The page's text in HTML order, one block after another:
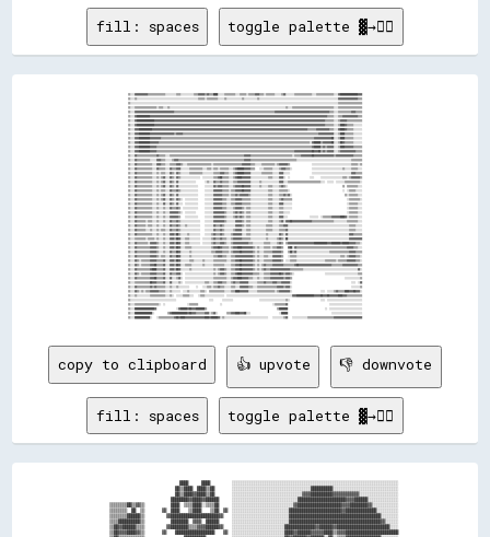
fill: spaces toggle palette ▓→✊🏽
▒▒░░░░▓▓▓▓▓▓▓▓▓▓▓▓▒▒▒▒▒▒▒▒▒▒▒▒▒▒▒▒░░░░░░░░░░▒▒▒▒░░░░░░░░░░░░▒▒▒▒▓▓▓▓▓▓▒▒▓▓▒▒▒▒████░░░░░░▒▒▒▒▒▒▒▒▒▒░░░░▒▒▒▒▒▒░░▒▒▒▒▒▒▓▓▓▓▒▒▒▒░░▒▒▒▒▒▒▒▒░░░░░░▒▒▓▓░░░░░░░░▒▒▒▒▒▒▒▒▒▒▒▒▒▒▒▒░░░░▒▒▒▒▒▒▒▒▒▒▒▒▒▒▒▒░░░░▓▓████████████████▓▓▓▓
▒▒░░░░▒▒░░░░░░░░░░░░░░░░░░░░░░░░░░░░░░░░░░░░░░░░░░░░░░░░░░░░░░░░▒▒▒▒▒▒░░▒▒▒▒▒▒▒▒▒▒░░░░░░▒▒░░░░░░░░░░░░░░▒▒░░░░░░░░░░░░▒▒░░░░░░░░░░░░░░░░░░░░░░░░░░░░░░░░░░░░░░░░░░░░░░░░░░░░░░░░░░░░░░░░░░░░░░░░▓▓▓▓▓▓▓▓▓▓▓▓▓▓▓▓▓▓▒▒▒▒
▒▒░░░░░░░░░░░░░░░░░░░░░░░░░░░░░░░░░░░░░░░░░░░░░░░░░░░░░░░░░░░░░░░░░░░░░░░░░░░░░░░░░░░░░░░░░░░░░░░░░░░░░░░░░░░░░░░░░░░░░░░░░░░░░░░░░░░░░░░░░░░░░░░░░░░░░░░░░░░░░░░░░░░░░░░░░░░░░░░░░░░░░░░░░░░░░░▒▒▒▒▒▒▒▒▒▒▒▒▒▒▒▒▒▒▒▒▒▒
▒▒░░░░▒▒▒▒▒▒▒▒▒▒▒▒▒▒▒▒▒▒▒▒░░▒▒▒▒░░░░▒▒░░░░░░░░░░░░░░░░░░░░░░░░░░░░░░░░░░░░░░░░░░░░░░░░░░░░░░░░░░░░░░░░░░░░░░░░░░░░░░░░░░░░░░░░░░░░░░░░░░░░░░░░░░▒▒░░░░▒▒▒▒▒▒▒▒▒▒▒▒▒▒▒▒▒▒▒▒▒▒▒▒▒▒▒▒▒▒▒▒▒▒▒▒▒▒░░░░▒▒▒▒▒▒▒▒▒▒▒▒▒▒▒▒▒▒▒▒▒▒
▒▒░░░░▓▓▓▓▓▓▓▓▓▓▓▓▓▓▓▓▓▓▓▓▓▓▓▓▓▓▓▓▓▓▓▓▓▓▓▓▒▒▒▒▒▒▒▒▒▒▒▒▒▒▒▒▒▒▒▒▒▒▒▒▒▒▒▒▒▒▒▒▒▒▒▒▒▒▒▒▒▒▒▒▒▒▒▒▒▒▒▒▒▒▒▒▒▒▒▒▒▒▒▒▒▒▒▒▒▒▒▒▒▒▒▒▒▒▒▒▒▒▒▒▒▒▒▒▒▒▒▒▓▓▓▓▓▓▓▓▓▓▓▓▓▓▓▓▓▓▓▓▓▓▓▓▓▓▓▓▓▓▓▓▓▓▓▓▓▓▓▓▓▓▓▓▓▓▓▓▓▓▒▒▒▒░░░░▒▒▒▒▒▒▒▒▒▒▒▒▓▓▓▓▒▒▒▒▒▒
▒▒░░░░▓▓████████████▓▓▓▓▓▓▓▓▓▓▓▓▓▓▓▓▓▓▓▓▓▓▓▓▓▓▓▓▓▓▓▓▓▓▓▓▓▓▓▓▓▓▓▓▓▓▓▓▓▓▓▓▓▓▓▓▓▓▓▓▓▓▓▓▓▓▓▓▓▓▓▓▓▓▓▓▓▓▓▓▓▓▓▓▓▓▓▓▓▓▓▓▓▓▓▓▓▓▓▓▓▓▓▓▓▓▓▓▓▓▓▓▓▓▓▓▓▓▓▓▓▓▓▓▓▓▓▓▓▓▓▓▓▓▓▓▓▓▓▓▓▓▓▓▓▓▓▓▓▓▓▓▓▓▓▓▓▓▓▓▓▓▒▒▒▒▒▒░░░░▒▒▒▒▓▓▓▓▓▓▓▓▓▓▓▓▓▓▒▒▒▒
▒▒░░░░▓▓████████████████▓▓▓▓▓▓▓▓▓▓▓▓▓▓▓▓▓▓▓▓▓▓▓▓▓▓▓▓▓▓▓▓▓▓▓▓▓▓▓▓▓▓▓▓▓▓▓▓▓▓▓▓▓▓▓▓▓▓▓▓▓▓▓▓▓▓▓▓▓▓▓▓▓▓▓▓▓▓▓▓▓▓▓▓▓▓▓▓▓▓▓▓▓▓▓▓▓▓▓▓▓▓▓▓▓▓▓▓▓▓▓▓▓▓▓▓▓▓▓▓▓▓▓▓▓▓▓▓▓▓▓▓▓▓▓▓▓▓▓▓▓▓▓▓▓▓▓▓▓▓▓▓▓▓▓▓▒▒▒▒▒▒▒▒░░░░▒▒▓▓▓▓▓▓▒▒▒▒▒▒▒▒▒▒▒▒▒▒
▒▒░░░░▓▓████████████████▓▓▓▓▓▓▓▓▓▓▓▓▓▓▓▓▓▓▓▓▓▓▓▓▓▓▓▓▓▓▓▓▓▓▓▓▓▓▓▓▓▓▓▓▓▓▓▓▓▓▓▓▓▓▓▓▓▓▓▓▓▓▓▓▓▓▓▓▓▓▓▓▓▓▓▓▓▓▓▓▓▓▓▓▓▓▓▓▓▓▓▓▓▓▓▓▓▓▓▓▓▓▓▓▓▓▓▓▓▓▓▓▓▓▓▓▓▓▓▓▓▓▓▓▓▓▓▓▓▓▓▓▓▓▓▓▓▓▓▓▓▓▓▓▓▓▓▓▓▓▓▓▓▓▓▓▒▒▒▒▒▒▒▒░░░░▒▒████▓▓▒▒▒▒▒▒░░░░░░░░
▒▒░░░░▓▓▓▓████████████▓▓▓▓▓▓▓▓▓▓▓▓▓▓▓▓▓▓▓▓▓▓▓▓▓▓▓▓▓▓▓▓▓▓▓▓▓▓▓▓▓▓▓▓▓▓▓▓▓▓▓▓▓▓▓▓▓▓▓▓▓▓▓▓▓▓▓▓▓▓▓▓▓▓▓▓▓▓▓▓▓▓▓▓▓▓▓▓▓▓▓▓▓▓▓▓▓▓▓▓▓▓▓▓▓▓▓▓▓▓▓▓▓▓▓▓▓▓▓▓▓▓▓▓▓▓▓▓▓▓▓▓▓▓▓▓▓▓▓▓▓▓▒▒▒▒▒▒▒▒▓▓▓▓▓▓▓▓▓▓▓▓▒▒▒▒░░░░▓▓████▓▓▒▒▒▒▒▒░░░░░░░░
▒▒░░░░▓▓▓▓██████████▓▓▓▓▓▓▓▓▓▓▓▓▓▓▓▓▓▓▓▓▓▓▒▒▓▓▓▓▓▓▒▒▒▒▒▒▒▒▒▒▒▒▒▒▒▒▒▒▒▒▒▒▒▒▒▒▒▒▒▒▒▒▒▒▒▒▒▒▒▒▒▒▒▒▒▒▒▒▒▒▒▒▒▒▒▒▒▒▒▒▒▒▒▒▒▒▒▒▒▒▒▒▒▒▒▒▒▒▒▒▒▒▒▒▒▒▒▒▒▒▒▒▒▒▒▒▒▒▒▒▒▒▒▒▒▒▒▒▒▒▒▒▒▒▒▒▒▒▒▒▒▒▒▒▓▓▓▓▓▓▓▓▓▓▓▓▓▓░░░░▒▒████▒▒▒▒▒▒▒▒░░░░░░░░
▒▒░░░░▓▓▓▓██████████▓▓▓▓▓▓▓▓▓▓▒▒▒▒▒▒▒▒▒▒▒▒▒▒▒▒▒▒▒▒▒▒▒▒▒▒▒▒▒▒▒▒▒▒▒▒▒▒▒▒▒▒▒▒▒▒▒▒▒▒▒▒▒▒▒▒▒▒▒▒▒▒▒▒▒▒▒▒▒▒▒▒▒▒▒▒▒▒▒▒▒▒▒▒▒▒▒▒▒▒▒▒▒▒▒▒▒▒▒▒▒▒▒▒▒▒▒▒▒▒▒▒▒▒▒▒▒▒▒▒▒▒▒▒▒▒▒▒▒▒▒▒▒▒▒▒▒▒▒▒▓▓▓▓▓▓▓▓▓▓▓▓▓▓▓▓██░░░░▒▒████▒▒▒▒▒▒▒▒░░░░░░░░
▒▒░░░░▓▓▓▓██████████▓▓▓▓▓▓▓▓▒▒▒▒▒▒▒▒▒▒▒▒▒▒▒▒▒▒▒▒▒▒▒▒▒▒▒▒▒▒▒▒▒▒▒▒▒▒▒▒▒▒▒▒▒▒▒▒▒▒▒▒▒▒▒▒▒▒▒▒▒▒▒▒▒▒▒▒▒▒▒▒▒▒▒▒▒▒▒▒▒▒▒▒▒▒▒▒▒▒▒▒▒▒▒▒▒▒▒▒▒▒▒▒▒▒▒▒▒▒▒▒▒▒▒▒▒▒▒▒▒▒▒▒▒▒▒▒▒▒▒▒▒▒▒▒▒▒░░▓▓██████▒▒▓▓▓▓▓▓▓▓██░░░░▒▒██▓▓▒▒▒▒▒▒▒▒░░░░░░░░
▒▒░░░░▓▓▓▓██████████▓▓▓▓▓▓▒▒▒▒▒▒▒▒▒▒▒▒▒▒▒▒▒▒▒▒▒▒▒▒▒▒▒▒▒▒▒▒▒▒▒▒▒▒▒▒▒▒▒▒▒▒▒▒▒▒▒▒▒▒▒▒▒▒▒▒▒▒▒▒▒▒▒▒▒▒▒▒▒▒▒▒▒▒▒▒▒▒▒▒▒▒▒▒▒▒▒▒▒▒▒▒▒▒▒▒▒▒▒▒▒▒▒▒▒▒▒▒▒▒▒▒▒▒▒▒▒▒▒▒▒▒▒▒▒▒▒▒▒▒▒▒▒▒▒▒▒▒▓▓██████▒▒▓▓▒▒▓▓▓▓▓▓░░░░▒▒████▓▓▓▓▓▓▓▓▒▒▒▒▒▒▒▒
▒▒░░░░▓▓▓▓██████████▓▓▓▓▓▓▒▒▒▒▒▒▒▒▒▒▒▒▒▒▒▒▒▒▒▒▒▒▒▒▒▒▒▒▒▒▒▒▒▒▒▒▒▒▒▒▒▒▒▒▒▒▒▒▒▒▒▒▒▒▒▒▒▒▒▒▒▒▒▒▒▒▒▒▒▒▒▒▒▒▒▒▒▒▒▒▒▒▒▒▒▒▒▒▒▒▒▒▒▒▒▒▒▒▒▒▒▒▒▒▒▒▒▒▒▒▒▒▒▒▒▒▒▒▒▒▒▒▒▒▒▒▓▓▓▓▓▓▓▓▓▓▓▓▓▓▓▓██▓▓▓▓██▒▒▓▓▒▒▓▓▓▓▓▓░░░░▒▒▓▓▓▓▓▓▓▓▓▓▓▓▓▓▒▒▒▒▒▒
▒▒░░░░▓▓▒▒▒▒▒▒▒▒▒▒▒▒▒▒▒▒▒▒▓▓▒▒▒▒▒▒░░░░▒▒▒▒▒▒▒▒▒▒▒▒▒▒▒▒▒▒▒▒▒▒▒▒▒▒▒▒▒▒▒▒▒▒▒▒▒▒▒▒▒▒▒▒▒▒▒▒▒▒▒▒▒▒▒▒▒▒▒▒▒▒▒▒▒▒▒▒▓▓▓▓▓▓▒▒▒▒▒▒▒▒▒▒▒▒▒▒▒▒▒▒▒▒▒▒▒▒▒▒▒▒▒▒▒▒▒▒▒▒▒▒░░▒▒▒▒▒▒▓▓▓▓▓▓▓▓▓▓██▓▓▓▓▓▓▓▓▓▓▓▓▓▓▓▓▓▓▒▒▓▓▓▓▓▓▓▓▓▓▓▓▓▓▓▓▒▒▒▒▒▒▒▒
▒▒░░░░▓▓▒▒▒▒▒▒▒▒▒▒▒▒░░░░░░▓▓▓▓▒▒▒▒░░░░░░▒▒▓▓▓▓▒▒▒▒▒▒▒▒▒▒▒▒▒▒▒▒▒▒▒▒▒▒▒▒▒▒▒▒▒▒▒▒▒▒▒▒▒▒▒▒▒▒▒▒▒▒▒▒▒▒▒▒▒▒▒▒▒▒▒▒▓▓▓▓▓▓▒▒▒▒▒▒▒▒▒▒▒▒▒▒▒▒▒▒▒▒▒▒▒▒▒▒▒▒▒▒▒▒▒▒▒▒▒▒▒▒▒▒░░░░░░░░░░░░░░░░░░░░░░░░░░░░░░░░░░░░░░░░░░░░░░░░░░▒▒▒▒▒▒▒▒▒▒
▒▒░░░░▓▓▒▒▒▒▒▒▒▒▒▒▒▒▒▒░░░░▓▓▓▓▒▒▒▒░░░░▒▒▒▒▒▒▓▓▓▓▒▒░░░░▒▒▒▒▒▒▒▒▒▒▒▒▒▒▒▒▒▒▒▒▒▒░░▒▒▒▒▒▒▒▒▒▒▒▒▒▒▒▒▒▒▒▒▒▒▒▒▒▒▓▓▓▓▓▓▓▓▒▒▒▒░░░░░░▒▒▒▒▒▒▒▒▒▒▒▒░░▒▒▓▓▓▓▓▓▓▓▒▒                    ░░░░░░░░░░░░░░░░░░░░░░░░░░░░░░░░░░░░▒▒▒▒▒▒░░▒▒
▒▒░░░░▓▓▒▒▒▒▒▒▒▒▒▒▒▒▒▒░░░░▓▓▒▒▒▒▒▒░░░░▓▓▒▒▒▒▓▓▓▓░░░░░░░░▒▒▒▒▒▒▒▒▒▒▒▒░░░░▒▒▒▒░░▒▒▒▒░░▒▒▒▒▒▒▒▒░░░░▒▒▓▓██████▓▓▓▓▓▓▒▒▒▒    ░░░░▒▒▒▒▒▒▒▒░░░░░░▒▒▓▓▓▓▒▒▒▒░░                  ░░░░░░░░░░░░░░░░░░░░░░░░░░░░▒▒░░░░░░▒▒▒▒▒▒░░░░
▒▒░░░░▓▓▒▒▒▒▒▒▒▒▒▒▒▒▒▒░░░░▒▒░░▒▒▒▒░░░░▓▓▒▒░░▓▓▒▒░░░░░░░░▒▒▒▒▒▒▒▒▒▒▒▒░░░░░░░░░░▒▒▒▒▒▒▓▓▓▓▒▒▒▒░░░░▒▒▓▓██████▓▓▓▓▓▓░░░░░░░░░░▒▒▒▒▒▒▒▒▒▒░░░░░░▓▓▓▓░░░░░░                    ░░░░░░░░░░░░░░░░░░░░░░░░░░░░░░░░░░░░▓▓▓▓▒▒▒▒▒▒
▒▒░░░░▓▓▒▒▒▒▒▒▒▒▒▒▒▒▒▒░░░░▒▒░░▒▒▓▓░░░░▓▓▒▒░░▓▓▒▒░░░░░░░░░░░░░░░░░░  ░░░░░░░░░░▒▒▒▒▓▓██▒▒▒▒▒▒░░░░▒▒▓▓████▓▓▓▓▓▓▓▓░░░░░░░░░░░░░░░░▒▒▒▒░░░░░░▓▓▓▓░░  ░░                  ░░░░      ░░░░░░░░░░░░░░░░░░░░▒▒▒▒░░▒▒▓▓▓▓▓▓▓▓▒▒
▒▒░░░░▓▓▒▒▒▒▒▒▒▒▒▒▒▒▒▒░░░░▒▒░░▒▒▓▓░░░░▓▓▒▒░░▓▓░░░░░░░░░░░░░░░░        ░░▒▒░░░░▓▓▒▒▒▒▓▓▒▒▒▒▒▒░░░░▒▒▒▒▓▓▓▓▓▓▓▓▓▓▓▓░░░░░░░░▒▒░░░░░░░░░░░░░░░░▓▓▓▓░░░░▒▒▒▒▒▒▒▒▒▒▒▒▒▒▒▒▒▒▒▒▒▒▒▒▒▒▒▒▒▒░░░░  ░░░░░░  ░░░░░░░░▒▒▒▒▒▒▒▒▒▒▒▒▒▒░░
▒▒░░░░▓▓▒▒▒▒▒▒▒▒▒▒▒▒▒▒░░░░▒▒░░▒▒▓▓░░░░▓▓▒▒░░▓▓░░░░░░░░░░░░░░░░░░      ░░░░░░░░▓▓▒▒▓▓▓▓▒▒▒▒▒▒░░░░▒▒▓▓▓▓▓▓██▓▓▓▓▓▓░░░░░░░░▒▒░░░░░░▒▒▒▒░░░░░░▒▒▓▓▒▒░░                                                  ▒▒  ▒▒▒▒▒▒▒▒▒▒░░░░
▒▒░░░░▓▓▒▒▒▒▒▒▒▒▒▒▒▒▒▒░░░░▒▒░░▒▒▒▒░░░░▓▓▒▒▒▒▓▓▒▒░░░░░░░░░░░░░░░░      ░░░░░░░░▓▓▓▓▓▓▓▓▒▒▒▒▒▒░░▒▒▒▒▓▓▓▓▓▓██▓▓▓▓▓▓░░░░░░░░░░░░░░░░▒▒▒▒░░░░░░▒▒▒▒▒▒▒▒░░                                                ░░  ░░▒▒▒▒▒▒░░░░░░
▒▒░░░░▓▓▒▒▒▒▒▒▒▒▒▒▒▒▒▒░░░░▒▒░░▒▒▓▓░░░░▓▓▒▒░░▓▓░░░░░░░░░░░░░░░░░░      ░░░░░░░░▓▓▓▓▓▓▓▓▒▒▒▒▒▒░░▒▒▒▒▓▓▒▒▓▓▓▓▓▓▓▓▒▒░░░░░░░░░░░░░░░░▒▒▒▒░░░░░░▒▒▒▒▓▓▒▒▓▓░░                                                ▒▒░░▒▒▒▒▒▒▒▒░░░░
▒▒░░░░▓▓▒▒▒▒▒▒▒▒▒▒▒▒▒▒░░░░▒▒░░▒▒▓▓░░░░▓▓▒▒░░▓▓▒▒░░  ░░░░░░░░░░░░      ░░░░░░░░▓▓▓▓▓▓▓▓▒▒▒▒░░░░▒▒▒▒▓▓▓▓▓▓▒▒▒▒▒▒▒▒░░░░░░░░░░░░░░░░▒▒▒▒░░░░░░▒▒▓▓▒▒▒▒▒▒▒▒                                                  ░░▒▒▒▒▒▒▒▒▒▒░░
▒▒░░░░▓▓▒▒▒▒▒▒▒▒▒▒▒▒▒▒░░░░▒▒░░░░▓▓░░░░▓▓▒▒░░▓▓░░░░  ░░░░░░░░░░░░      ░░░░░░░░▓▓▓▓▓▓▓▓▒▒▒▒░░░░▒▒▒▒▓▓▓▓▓▓▒▒▒▒▒▒▒▒░░░░░░░░░░░░░░░░▒▒▒▒░░░░░░▓▓▓▓░░░░░░░░                                                  ░░▒▒▒▒▒▒▒▒░░░░
▒▒░░░░▓▓▒▒▒▒▒▒▒▒▒▒▒▒▒▒░░░░▒▒░░░░▒▒░░░░▓▓▒▒▒▒▓▓▒▒  ░░░░░░░░░░░░░░      ░░░░░░░░▓▓▓▓▓▓▓▓▒▒▒▒░░░░░░▒▒▓▓▓▓▓▓▒▒░░▒▒▒▒░░░░░░░░░░░░░░░░▒▒▒▒░░░░░░▒▒▒▒░░░░░░░░                                                  ░░▒▒▒▒▒▒▒▒░░░░
▒▒░░░░▓▓▒▒▒▒▒▒▒▒▒▒▒▒▒▒░░░░▒▒░░░░▒▒░░░░▓▓▓▓▓▓▓▓▒▒░░  ░░░░░░░░░░        ░░░░░░░░▓▓▓▓▓▓▓▓▓▓▒▒░░░░░░▒▒▓▓▒▒▓▓▒▒░░▒▒▒▒░░░░░░░░░░░░░░░░▒▒▒▒░░░░░░▒▒▒▒░░░░░░                                                    ░░▒▒▒▒▒▒▒▒░░░░
▒▒░░░░▓▓▒▒▒▒▒▒▒▒▒▒▒▒▒▒░░░░▒▒░░░░▒▒░░░░▓▓▓▓▓▓▓▓▒▒    ░░░░░░░░░░░░      ░░░░░░░░▓▓▓▓▓▓▓▓▓▓▒▒░░░░░░▒▒▓▓▒▒▓▓▒▒░░▒▒▒▒░░░░░░░░░░░░░░░░▒▒▒▒░░░░░░▓▓▓▓░░░░                    ░░░░░░░░  ░░▒▒▒▒▒▒▒▒▓▓▓▓▓▓▓▓████▓▓░░▒▒▒▒▒▒▒▒░░░░
▒▒░░░░▓▓▒▒▒▒▒▒▒▒░░▒▒▒▒░░░░▒▒░░░░▒▒░░░░▓▓▒▒▒▒▓▓▒▒░░░░░░░░░░░░░░░░░░    ░░░░░░░░▓▓▓▓▓▓▓▓▓▓▒▒░░░░░░░░▓▓▓▓▓▓▒▒░░▒▒▒▒░░░░░░░░░░░░░░░░▒▒▒▒░░░░░░▒▒▓▓░░▓▓▓▓██▓▓▓▓▓▓▓▓▓▓▓▓▓▓▓▓▓▓▒▒▒▒▒▒▒▒▒▒▒▒▒▒▒▒▒▒▒▒░░░░░░░░░░░░▒▒▒▒▒▒▒▒▒▒░░░░
▒▒░░░░▓▓▒▒▒▒▒▒▒▒░░▒▒▒▒░░░░▒▒░░░░▒▒░░░░▓▓▒▒▒▒▓▓▒▒░░░░▒▒░░░░░░░░░░░░    ░░░░░░░░▓▓▒▒▒▒▓▓▒▒░░░░░░░░░░▓▓▓▓▓▓▒▒░░▒▒▒▒░░░░░░░░░░░░░░▒▒▒▒▒▒░░░░░░▒▒▒▒▓▓▓▓░░░░░░░░░░░░░░░░░░░░░░░░░░░░░░░░░░░░░░░░░░░░░░░░░░░░░░░░▒▒▒▒▒▒░░░░░░
▒▒░░░░▓▓▒▒▒▒▒▒▒▒░░░░▒▒░░░░▒▒░░▒▒▒▒░░░░▓▓▒▒▒▒▓▓▒▒░░░░░░░░░░░░░░░░░░    ░░░░░░░░▓▓▒▒▒▒▓▓▒▒░░░░░░░░▒▒▓▓▓▓▓▓░░░░▒▒▒▒░░░░░░░░░░░░░░▒▒▒▒▒▒░░░░░░▒▒▒▒▒▒▓▓░░░░░░░░░░░░░░░░░░░░░░░░░░░░░░░░░░░░░░░░░░░░░░░░░░░░░░░░▒▒▒▒▒▒░░░░░░
▒▒░░░░▓▓▒▒▒▒▒▒▒▒▒▒▒▒▒▒░░░░▒▒░░░░▒▒░░░░▓▓▓▓▒▒██▒▒░░░░░░▒▒░░░░░░░░░░    ░░░░░░▒▒▓▓▒▒▒▒▓▓▒▒░░░░░░▒▒▓▓▓▓▓▓▓▓░░░░▒▒▒▒░░░░░░░░░░░░░░▒▒░░░░░░░░░░▓▓▒▒░░▓▓░░░░░░░░░░░░░░░░░░░░░░░░░░░░░░░░░░░░░░░░░░░░░░░░░░░░░░░░▓▓▓▓▒▒▒▒▒▒▒▒
▒▒░░░░▒▒▒▒▒▒▒▒▒▒░░▒▒▒▒▒▒░░▒▒░░░░▒▒░░░░▓▓▓▓▒▒██▓▓░░░░▒▒▒▒░░░░░░░░░░  ░░░░░░░░▒▒▓▓▒▒▒▒▓▓▒▒▒▒░░░░▒▒▓▓▓▓▓▓▓▓▒▒▒▒▒▒▒▒░░░░░░░░░░░░░░▒▒░░░░░░░░▒▒▓▓▒▒░░██░░░░░░░░░░░░░░░░░░░░░░░░░░░░░░░░░░░░░░░░░░░░░░░░░░░░░░░░▓▓▓▓▓▓▓▓▓▓▓▓
▒▒░░░░▓▓▒▒▒▒▒▒▒▒▒▒░░▓▓▓▓▓▓▒▒░░░░▒▒░░░░▓▓▓▓▒▒██▓▓░░░░▒▒▒▒░░░░░░░░░░  ░░░░░░░░▒▒▓▓▒▒▒▒▓▓▓▓▒▒░░░░▒▒▓▓▓▓▓▓▓▓▓▓▓▓▓▓▒▒▒▒░░░░░░░░░░▒▒▒▒▒▒░░░░░░▒▒▓▓▒▒  ▒▒▓▓▓▓▓▓▓▓▓▓▓▓▓▓▓▓▓▓▓▓▓▓▓▓████████████▓▓▓▓████████▓▓██████▓▓▓▓▓▓▒▒▒▒░░
▒▒░░░░▓▓▒▒▒▒▒▒▒▒▒▒▒▒▓▓▓▓▓▓▒▒░░░░▒▒░░░░▓▓▓▓▒▒██▓▓░░░░▒▒▒▒▒▒░░░░░░░░░░░░░░░░░░▒▒▓▓▓▓██▓▓▒▒▒▒▒▒░░▒▒▓▓▓▓████▓▓▓▓▓▓▓▓▓▓▒▒░░▒▒░░░░▒▒▒▒▒▒░░▒▒▒▒▓▓▓▓▒▒    ▓▓██░░▓▓▒▒▒▒▒▒▒▒▒▒▒▒▒▒▒▒▒▒▒▒▒▒▒▒▒▒▒▒▒▒▒▒▒▒▒▒▒▒▒▒▒▒▒▒▒▒▓▓▓▓▓▓▒▒▒▒░░░░
▒▒░░░░▓▓▒▒▒▒▒▒▒▒▒▒▒▒▓▓▓▓▓▓▒▒░░░░▒▒░░░░▓▓▒▒▒▒██▓▓░░░░░░░░▒▒░░░░░░░░░░░░░░░░░░▒▒▒▒▓▓▓▓▓▓▒▒▒▒▒▒░░▒▒▓▓▓▓▓▓██▓▓▓▓▓▓▓▓▓▓▒▒░░▒▒░░░░▒▒▒▒▒▒▒▒▓▓▓▓▓▓▓▓▒▒    ▒▒██▒▒▓▓░░░░░░░░░░░░░░░░░░░░░░░░░░░░░░▒▒▒▒▒▒▒▒▒▒▒▒▒▒▒▒▒▒▓▓▓▓▓▓▒▒▒▒▒▒
▒▒░░░░▓▓▒▒▒▒▒▒▒▒▒▒▒▒▓▓▓▓▓▓▒▒░░▒▒▒▒░░░░▓▓▒▒▒▒██▓▓░░░░░░░░▒▒░░░░░░░░░░░░░░░░░░░░▒▒▒▒▓▓▓▓▒▒▒▒░░░░▒▒▒▒▓▓▓▓▓▓▓▓▓▓▓▓▓▓▓▓▒▒░░▒▒░░░░▒▒▒▒░░░░▓▓▓▓▓▓▓▓▒▒    ░░▒▒▒▒▒▒░░░░░░░░░░░░░░░░░░░░░░░░░░░░░░░░░░░░░░░░▒▒▒▒░░▒▒▓▓▓▓▓▓▒▒▒▒░░
▒▒░░░░▓▓▒▒░░▒▒▒▒▒▒▒▒▓▓▓▓▓▓▒▒▒▒▒▒▓▓░░░░▓▓▓▓▒▒██▓▓░░░░░░░░▒▒▒▒░░░░░░░░▒▒░░░░░░░░▒▒▒▒▒▒▒▒▒▒▒▒░░░░▒▒▒▒▓▓▓▓██▓▓▓▓▓▓▓▓▓▓▒▒░░▒▒░░░░▒▒▒▒▒▒▒▒▓▓▓▓▓▓▓▓▒▒  ░░░░▒▒▒▒▒▒░░░░░░░░░░░░░░░░░░░░░░░░░░▒▒▒▒▒▒▒▒▒▒░░▒▒▒▒▒▒▒▒▓▓▓▓▓▓▓▓▒▒▒▒░░
▒▒░░░░▓▓▒▒░░▒▒▒▒▒▒▒▒▓▓▓▓██▒▒▒▒▒▒▓▓░░░░▓▓▓▓▒▒██▓▓░░░░▒▒▒▒▒▒░░░░░░░░░░▒▒░░░░░░░░▒▒▒▒▒▒▒▒▒▒░░░░░░▒▒▒▒▓▓▓▓██▓▓▓▓▓▓▓▓▓▓▒▒░░▒▒░░▒▒▓▓▒▒▒▒▒▒▓▓▓▓▓▓▓▓▓▓▒▒▒▒▒▒▒▒▒▒▓▓██▓▓▓▓▓▓▓▓▓▓▓▓▓▓▓▓▓▓▓▓▓▓▓▓▓▓▓▓▓▓▒▒▒▒▒▒▒▒▒▒▓▓▓▓▓▓▓▓▓▓▓▓▓▓▒▒▒▒
▒▒░░░░▓▓▒▒▒▒▒▒▒▒▒▒▒▒▓▓████▒▒▒▒▒▒▓▓░░░░▓▓▓▓▒▒██▓▓░░░░░░░░▒▒░░░░░░░░░░░░░░░░░░░░▒▒░░▒▒▓▓▓▓▒▒░░░░▒▒▒▒▓▓▓▓██▓▓▓▓▓▓▓▓▓▓▒▒░░▒▒░░▒▒▓▓▒▒▒▒▓▓▓▓▓▓▓▓▓▓▓▓▓▓▓▓▓▓▒▒▒▒▒▒▒▒▒▒▒▒░░░░░░░░░░░░░░░░░░░░░░░░░░░░░░░░░░░░░░░░░░░░░░░░░░▓▓░░
▒▒░░░░▓▓▒▒░░▒▒▒▒▒▒▒▒▓▓▓▓▓▓▒▒▒▒▒▒▓▓░░░░▓▓▒▒▒▒▓▓▓▓░░  ░░░░░░░░░░░░░░░░░░░░░░░░░░▒▒░░▒▒▓▓▓▓▒▒░░░░▒▒▒▒▓▓████▓▓▓▓▓▓▓▓▓▓▒▒▒▒▒▒░░░░▒▒▒▒▒▒▓▓▓▓▓▓▓▓██▓▓▒▒▓▓▓▓▒▒░░                            ░░░░░░░░░░░░░░░░░░░░░░░░░░░░░░▒▒▒▒
▒▒░░░░▓▓▒▒▒▒▒▒▒▒▒▒▒▒▓▓▓▓██▒▒▒▒▒▒▓▓░░░░▓▓░░░░▒▒▓▓░░  ░░░░░░░░░░░░░░░░░░░░░░░░░░▒▒▒▒▒▒▒▒▒▒▒▒░░░░▒▒▓▓▓▓████▓▓▓▓▓▓▒▒▒▒░░░░▒▒░░░░▒▒▒▒▒▒▓▓▓▓▓▓▓▓▓▓▓▓▒▒▓▓▓▓▒▒                                                ░░░░░░░░░░░░░░▒▒
▒▒░░░░▒▒▒▒▒▒▒▒▒▒▒▒▒▒██▓▓▓▓▒▒▒▒▒▒▓▓░░░░▓▓░░░░░░▒▒░░  ░░░░░░░░░░░░░░░░░░▒▒▒▒░░░░▒▒▒▒▓▓▓▓▒▒▒▒░░░░▒▒▓▓▒▒▒▒▓▓▓▓▓▓▓▓░░░░░░░░▒▒▒▒▒▒▓▓▒▒▒▒▒▒▓▓▓▓▒▒▒▒▓▓▓▓▓▓▓▓░░                                                      ░░░░  ░░▓▓
▒▒░░░░▓▓▒▒▒▒▒▒▒▒▒▒▒▒▓▓▒▒▓▓▒▒▒▒▒▒▒▒░░░░▒▒░░░░▒▒░░░░░░░░░░      ░░    ░░░░▒▒▒▒░░▒▒▒▒▓▓▒▒▒▒░░░░░░▒▒▒▒░░░░▓▓▓▓▓▓▓▓▒▒▒▒░░░░▒▒▒▒▒▒▒▒▒▒▒▒▒▒▒▒▒▒▓▓▓▓▓▓▒▒▓▓▓▓░░                                                      ░░░░░░░░▒▒
▒▒░░░░▓▓▒▒░░▒▒░░▒▒▒▒▓▓▓▓▓▓▓▓▒▒▒▒▒▒░░░░▒▒░░░░░░░░  ░░░░▒▒░░░░░░░░░░▒▒▒▒░░  ▒▒▒▒▒▒▒▒▒▒▒▒▒▒░░░░░░▒▒▒▒████▓▓▓▓▓▓▓▓░░░░░░░░▒▒▒▒▒▒▒▒▒▒▒▒▒▒▒▒░░▒▒▓▓▓▓▓▓▓▓▓▓░░                          ░░░░  ░░░░░░▒▒▓▓▒▒▒▒▒▒████▓▓▓▓██▓▓▓▓░░
▒▒░░░░▒▒░░░░░░░░░░░░▒▒▒▒▒▒▒▒▒▒▒▒▒▒░░░░▒▒░░  ░░░░░░▒▒▒▒▒▒░░░░    ░░▒▒▒▒░░░░░░░░░░░░░░░░░░  ░░░░░░░░░░░░░░░░░░░░
copy to clipboard 👍 upvote 👎 downvote
fill: spaces toggle palette ▓→✊🏽